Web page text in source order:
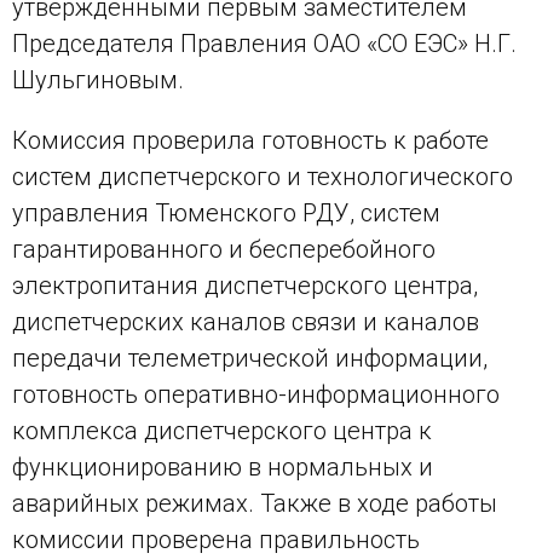
утвержденными первым заместителем
Председателя Правления ОАО «СО ЕЭС» Н.Г.
Шульгиновым.
Комиссия проверила готовность к работе
систем диспетчерского и технологического
управления Тюменского РДУ, систем
гарантированного и бесперебойного
электропитания диспетчерского центра,
диспетчерских каналов связи и каналов
передачи телеметрической информации,
готовность оперативно-информационного
комплекса диспетчерского центра к
функционированию в нормальных и
аварийных режимах. Также в ходе работы
комиссии проверена правильность